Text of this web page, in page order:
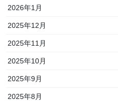
2026年1月
2025年12月
2025年11月
2025年10月
2025年9月
2025年8月